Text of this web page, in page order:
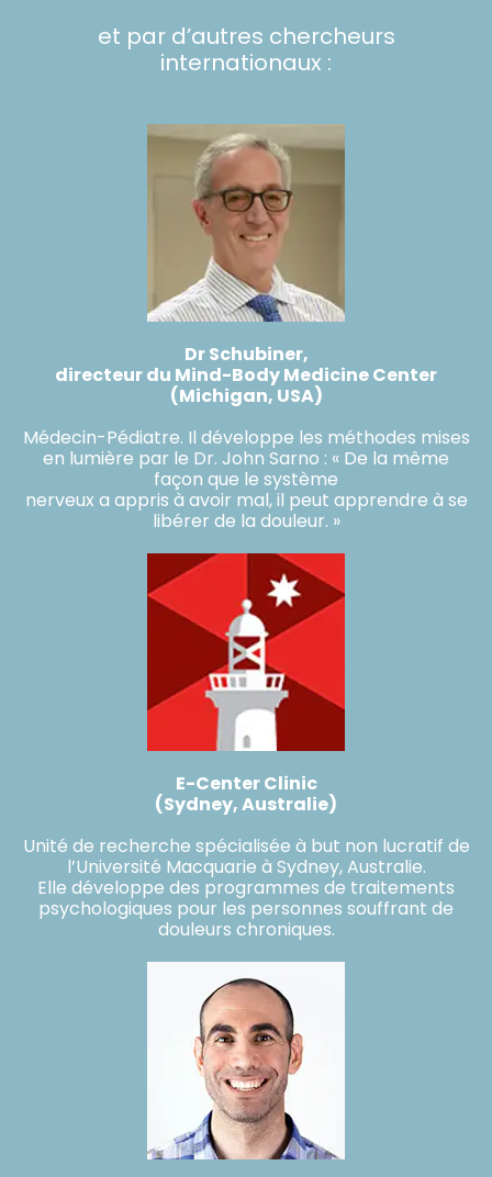
et par d’autres chercheurs
internationaux :
Dr Schubiner,
directeur du Mind-Body Medicine Center
(Michigan, USA)
Médecin-Pédiatre. Il développe les méthodes mises
en lumière par le Dr. John Sarno : « De la même
façon que le système
nerveux a appris à avoir mal, il peut apprendre à se
libérer de la douleur. »
E-Center Clinic
(Sydney, Australie)
Unité de recherche spécialisée à but non lucratif de
l’Université Macquarie à Sydney, Australie.
Elle développe des programmes de traitements
psychologiques pour les personnes souffrant de
douleurs chroniques.